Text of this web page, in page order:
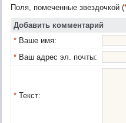
Поля, помеченные звездочкой (
Добавить комментарий
* Ваше имя:
* Ваш адрес эл. почты:
* Текст: